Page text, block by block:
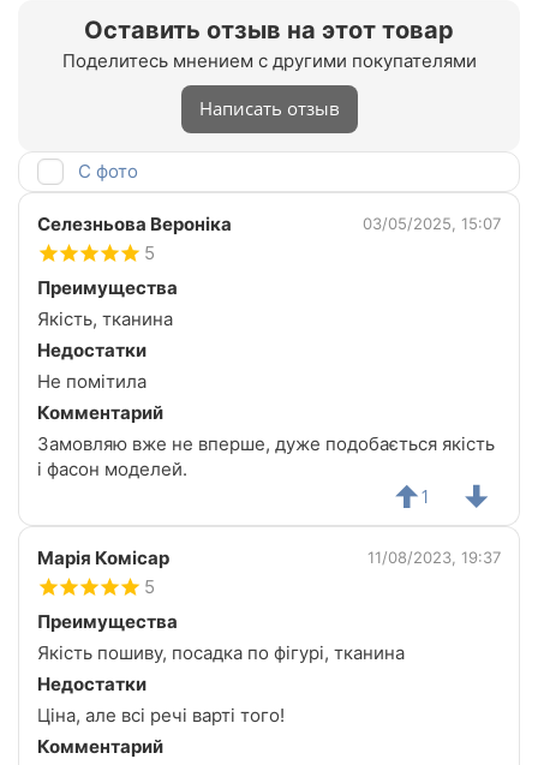
Оставить отзыв на этот товар
Поделитесь мнением с другими покупателями
Написать отзыв
С фото
Селезньова Вероніка 03/05/2025, 15:07
5
Преимущества
Якість, тканина
Недостатки
Не помітила
Комментарий
Замовляю вже не вперше, дуже подобається якість
і фасон моделей.
1
Марія Комісар 11/08/2023, 19:37
5
Преимущества
Якість пошиву, посадка по фігурі, тканина
Недостатки
Ціна, але всі речі варті того!
Комментарий